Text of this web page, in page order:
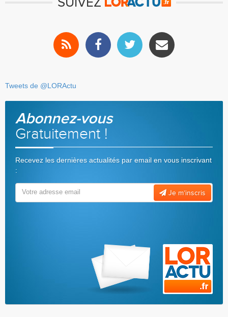
Tweets de @LORActu
Abonnez-vous
Gratuitement !
Recevez les dernières actualités par email en vous inscrivant
:
Je m’inscris